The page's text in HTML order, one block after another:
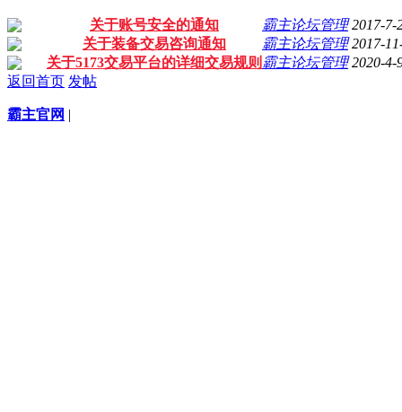
关于账号安全的通知 霸主论坛管理 2017-7-
关于装备交易咨询通知
霸主论坛管理 2017-
关于5173交易平台的详细交易规则 霸主论坛管理 2020-4-
返回首页 发帖
霸主官网 |